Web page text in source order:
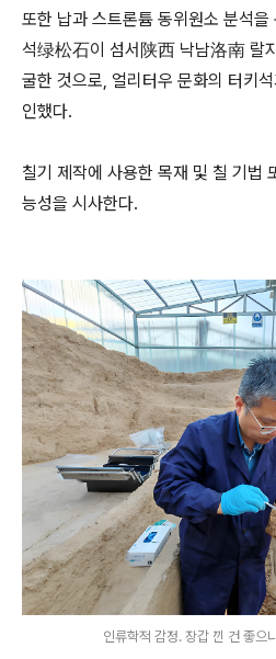
또한 납과 스트론튬 동위원소 분석을
석绿松石이 섬서陕西 낙남洛南 랄
굴한 것으로, 얼리터우 문화의 터키
인했다.
칠기 제작에 사용한 목재 및 칠 기법
능성을 시사한다.
인류학적 감정. 장갑 낀 건 좋으